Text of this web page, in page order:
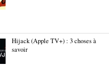
Hijack (Apple TV+) : 3 choses à
savoir